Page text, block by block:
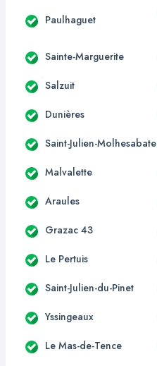
Paulhaguet
Sainte-Marguerite
Salzuit
Dunières
Saint-Julien-Molhesabate
Malvalette
Araules
Grazac 43
Le Pertuis
Saint-Julien-du-Pinet
Yssingeaux
Le Mas-de-Tence